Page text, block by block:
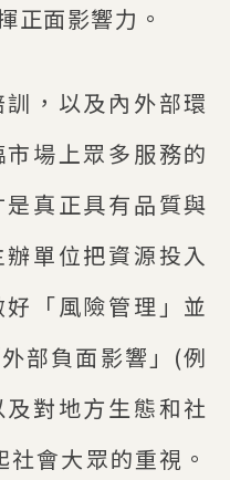
正面影響力。
，以及內外部環
場上眾多服務的
真正具有品質與
單位把資源投入
「風險管理」並
部負面影響」(例
對地方生態和社
會大眾的重視。